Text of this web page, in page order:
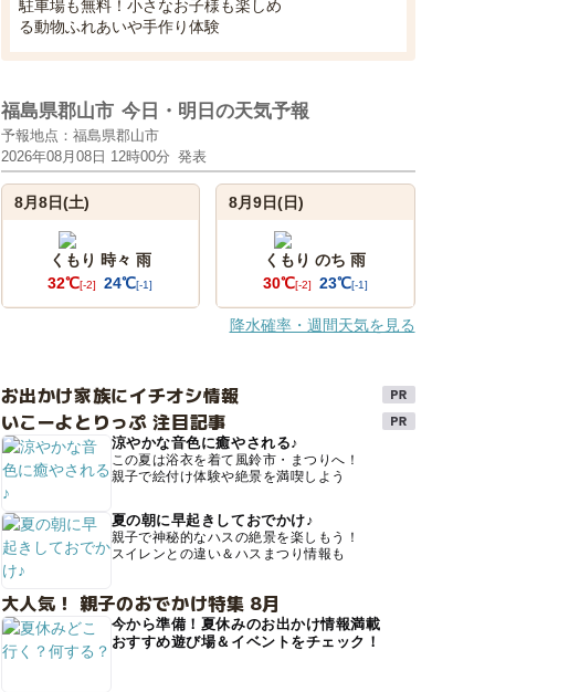
駐車場も無料！小さなお子様も楽しめ
る動物ふれあいや手作り体験
福島県郡山市 今日・明日の天気予報
予報地点：福島県郡山市
2026年08月08日 12時00分 発表
8月8日(土)
くもり 時々 雨
32℃[-2] 24℃[-1]
8月9日(日)
くもり のち 雨
30℃[-2] 23℃[-1]
降水確率・週間天気を見る
お出かけ家族にイチオシ情報
いこーよとりっぷ 注目記事
涼やかな音色に癒やされる♪
この夏は浴衣を着て風鈴市・まつりへ！
親子で絵付け体験や絶景を満喫しよう
夏の朝に早起きしておでかけ♪
親子で神秘的なハスの絶景を楽しもう！
スイレンとの違い＆ハスまつり情報も
大人気！ 親子のおでかけ特集 8月
今から準備！夏休みのお出かけ情報満載
おすすめ遊び場＆イベントをチェック！